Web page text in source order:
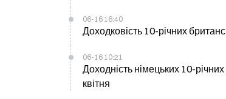
06-16 16:40
Доходковість 10-річних
06-16 10:21
Доходність німецьких 10-
квітня